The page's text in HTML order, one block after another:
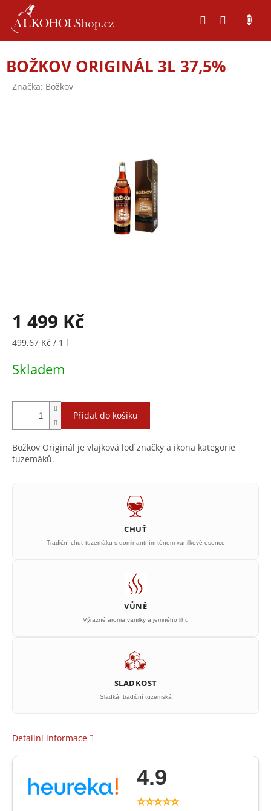
obsah
BOŽKOV ORIGINÁL 3L 37,5%
Značka: Božkov
1 499 Kč
Měrná
499,67 Kč / 1 l
Skladem
Přidat do košíku
Božkov Originál je vlajková loď značky a ikona kategorie
tuzemáků.
CHUŤ
Tradiční chuť tuzemáku s dominantním tónem vanilkové esence
VŮNĚ
Výrazné aroma vanilky a jemného lihu
SLADKOST
Sladká, tradiční tuzemská
Detailní informace
4.9
⭐⭐⭐⭐⭐